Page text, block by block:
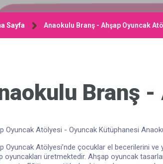
Sayfa Anaokulu Branş - Ahşap Oyuncak
Branş
Oyuncak Atölyesi - Oyuncak Kütüphanesi
Oyuncak Atölyesi’nde çocuklar el becerilerini ve
oyuncakları üretmektedir. Ahşap oyuncak